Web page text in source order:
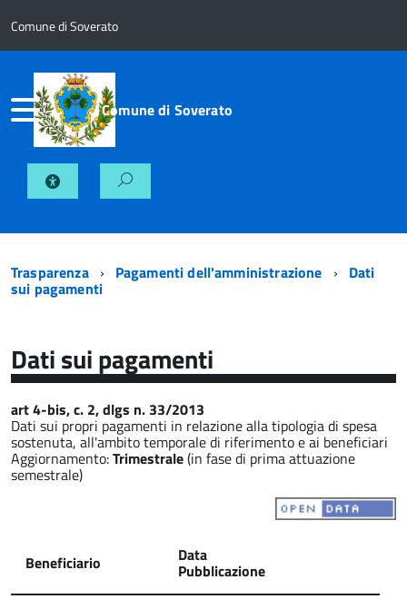
Comune di Soverato
Comune di Soverato
Trasparenza Pagamenti dell'amministrazione Dati
sui pagamenti
Dati sui pagamenti
art 4-bis, c. 2, dlgs n. 33/2013
Dati sui propri pagamenti in relazione alla tipologia di spesa
sostenuta, all'ambito temporale di riferimento e ai beneficiari
Aggiornamento:Trimestrale(in fase di prima attuazione
semestrale)
Beneficiario Data
Pubblicazione